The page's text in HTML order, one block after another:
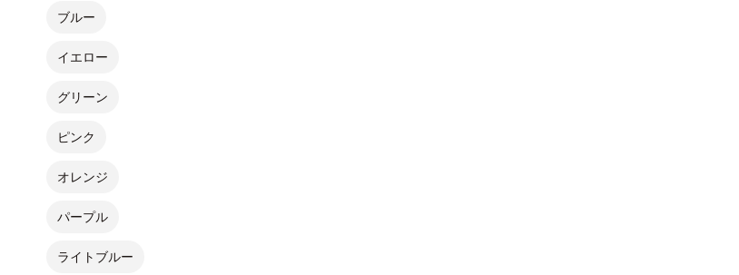
ブルー
イエロー
グリーン
ピンク
オレンジ
パープル
ライトブルー